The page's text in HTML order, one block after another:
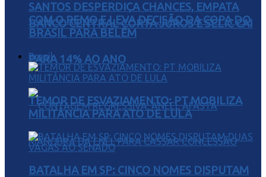
BANCO CENTRAL CORTA JUROS E SELIC CAI
PARA 14% AO ANO
SANTOS DESPERDIÇA CHANCES, EMPATA
COM O REMO E LEVA DECISÃO DA COPA DO
BRASIL PARA BELÉM
Brasil
TEMOR DE ESVAZIAMENTO: PT MOBILIZA
MILITÂNCIA PARA ATO DE LULA
BATALHA EM SP: CINCO NOMES DISPUTAM